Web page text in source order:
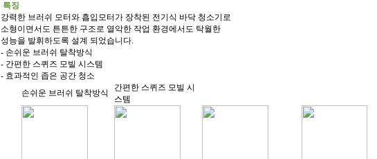
특징
강력한 브러쉬 모터와 흡입모터가 장착된 전기식 바닥 청소기로
소형이면서도 튼튼한 구조로 열악한 작업 환경에서도 탁월한
성능을 발휘하도록 설계 되었습니다.
- 손쉬운 브러쉬 탈착방식
- 간편한 스퀴즈 모빌 시스템
- 효과적인 좁은 공간 청소
손쉬운 브러쉬 탈착방식
간편한 스퀴즈 모빌 시
스템